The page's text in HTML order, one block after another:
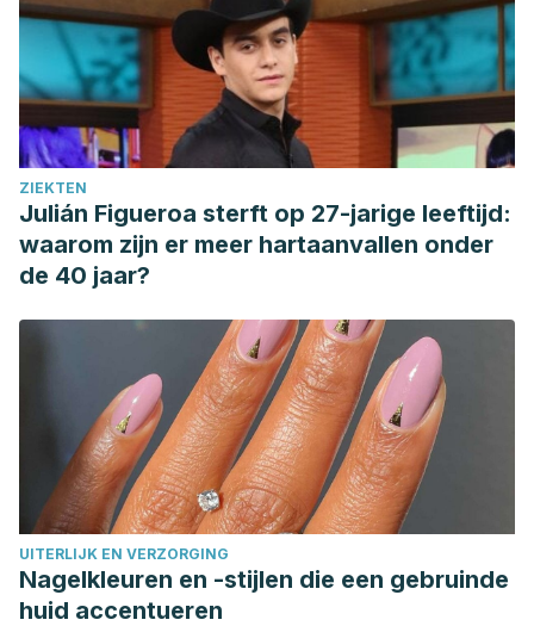
ZIEKTEN
Julián Figueroa sterft op 27-jarige leeftijd:
waarom zijn er meer hartaanvallen onder
de 40 jaar?
UITERLIJK EN VERZORGING
Nagelkleuren en -stijlen die een gebruinde
huid accentueren